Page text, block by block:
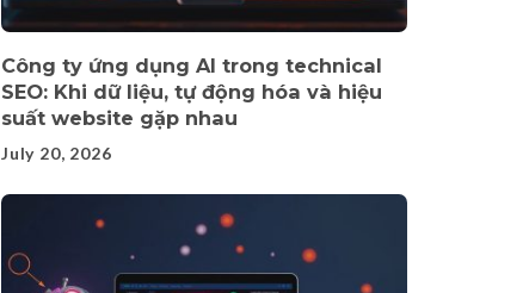
Công ty ứng dụng AI trong technical
SEO: Khi dữ liệu, tự động hóa và hiệu
suất website gặp nhau
July 20, 2026